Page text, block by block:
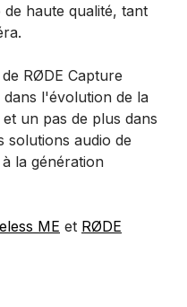
haute qualité, tant
RØDE Capture
l'évolution de la
un pas de plus dans
solutions audio de
la génération
ME et RØDE